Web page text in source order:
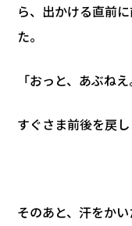
ら、出かける直前
た。
「おっと、あぶね
すぐさま前後を戻し
そのあと、汗をか